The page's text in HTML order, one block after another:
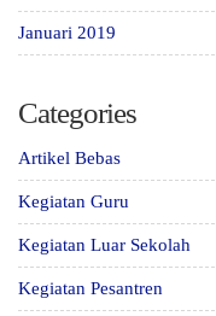
Januari 2019
Categories
Artikel Bebas
Kegiatan Guru
Kegiatan Luar Sekolah
Kegiatan Pesantren